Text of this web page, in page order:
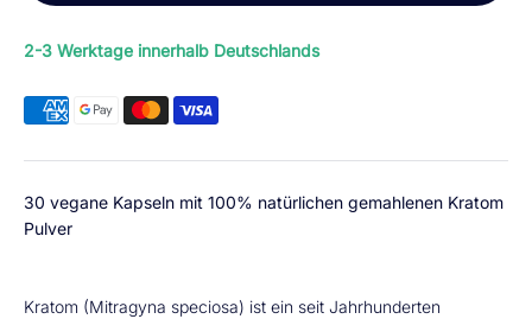
2-3 Werktage innerhalb Deutschlands
30 vegane Kapseln mit 100% natürlichen gemahlenen Kratom
Pulver
Kratom (Mitragyna speciosa) ist ein seit Jahrhunderten